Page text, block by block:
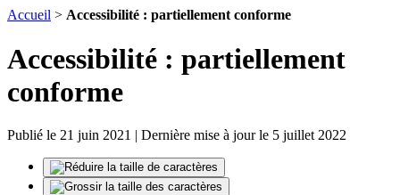
Accueil > Accessibilité : partiellement conforme
Accessibilité : partiellement
conforme
Publié le 21 juin 2021 | Dernière mise à jour le 5 juillet 2022